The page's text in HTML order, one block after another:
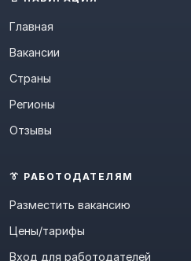
Главная
Вакансии
Страны
Регионы
Отзывы
👔 РАБОТОДАТЕЛЯМ
Разместить вакансию
Цены/тарифы
Вход для работодателей